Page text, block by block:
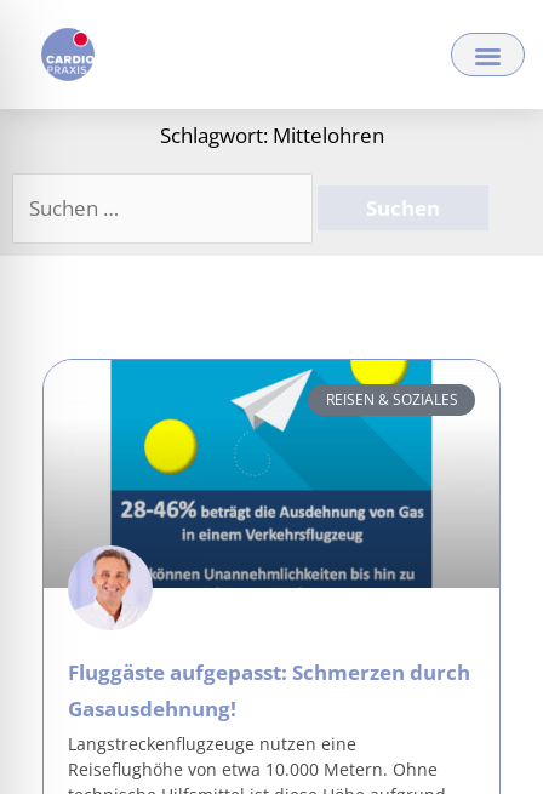
Inhalt
springen
Schlagwort: Mittelohren
REISEN & SOZIALES
Fluggäste aufgepasst: Schmerzen durch
Gasausdehnung!
Langstreckenflugzeuge nutzen eine
Reiseflughöhe von etwa 10.000 Metern. Ohne